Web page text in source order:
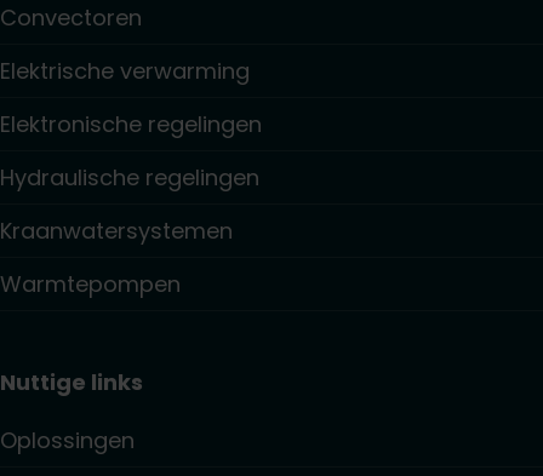
Convectoren
Elektrische verwarming
Elektronische regelingen
Hydraulische regelingen
Kraanwatersystemen
Warmtepompen
Nuttige links
Oplossingen